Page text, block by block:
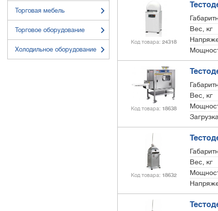
Торговая мебель
Торговое оборудование
Холодильное оборудование
Код товара 24318
Вес, кг
Код товара 18638
Вес, кг
Код товара 18632
Вес, кг